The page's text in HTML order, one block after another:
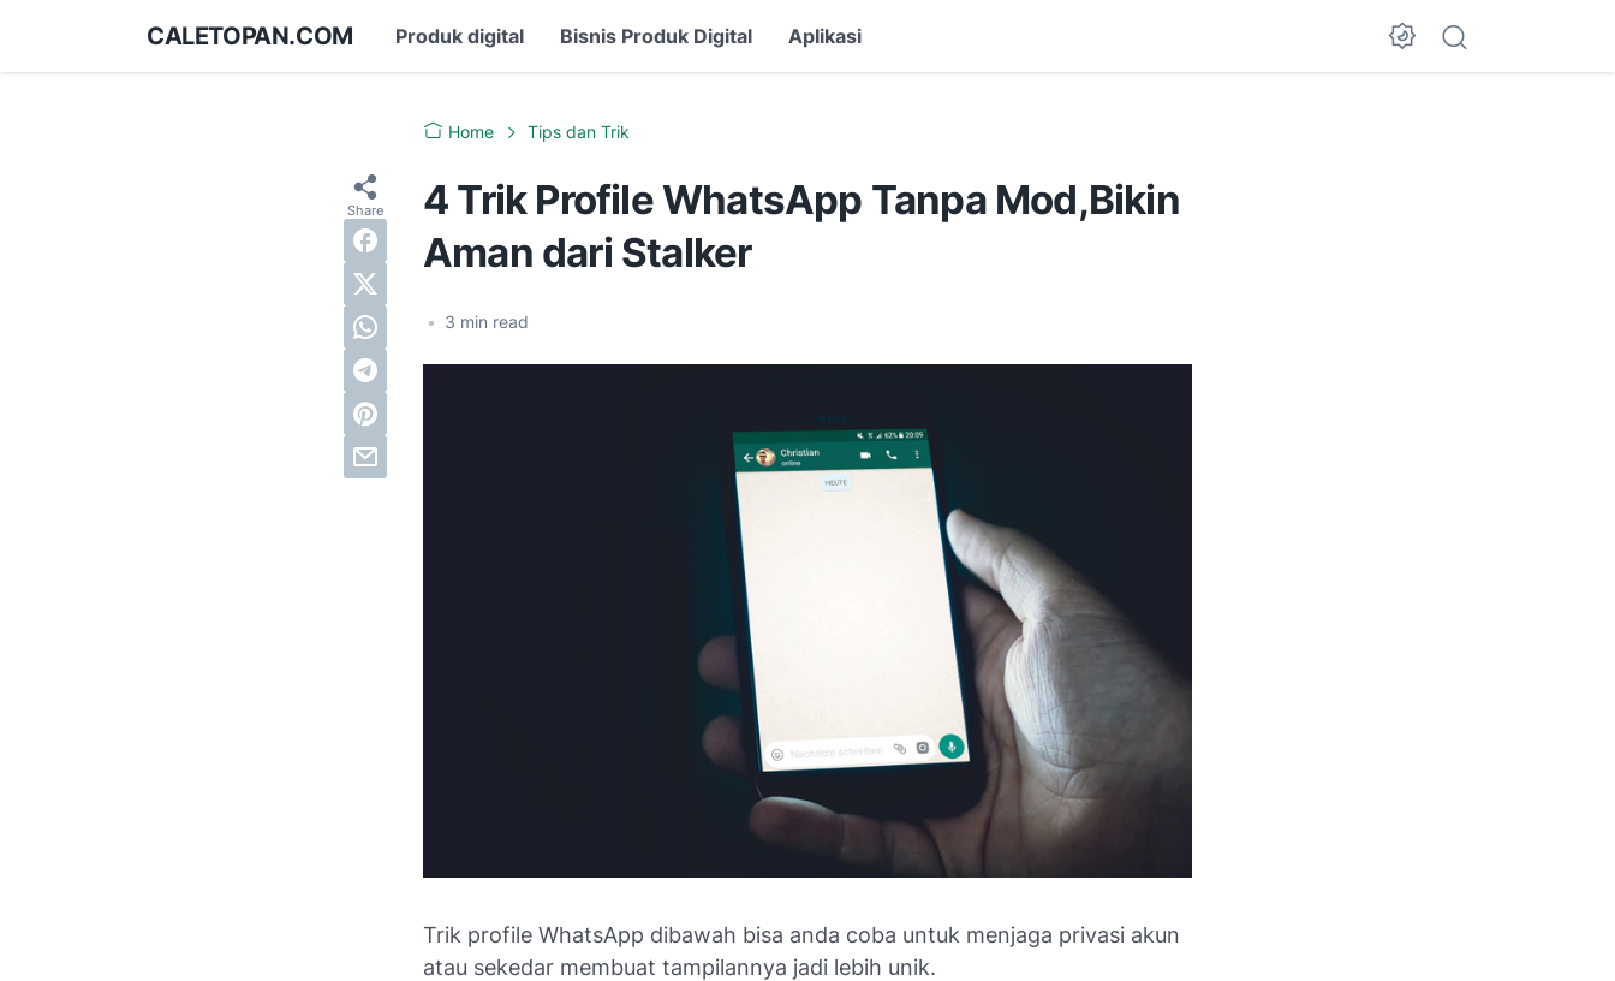
CALETOPAN.COM Produk digital Bisnis Produk Digital Aplikasi
Home Tips dan Trik
4 Trik Profile WhatsApp Tanpa Mod,Bikin
Aman dari Stalker
• 3 min read
Trik profile WhatsApp dibawah bisa anda coba untuk menjaga privasi akun
atau sekedar membuat tampilannya jadi lebih unik.